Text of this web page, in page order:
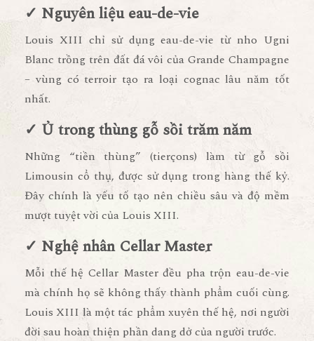
✓ Nguyên liệu eau-de-vie
Louis XIII chỉ sử dụng eau-de-vie từ nho Ugni
Blanc trồng trên đất đá vôi của Grande Champagne
– vùng có terroir tạo ra loại cognac lâu năm tốt
nhất.
✓ Ủ trong thùng gỗ sồi trăm năm
Những “tiền thùng” (tierçons) làm từ gỗ sồi
Limousin cổ thụ, được sử dụng trong hàng thế kỷ.
Đây chính là yếu tố tạo nên chiều sâu và độ mềm
mượt tuyệt vời của Louis XIII.
✓ Nghệ nhân Cellar Master
Mỗi thế hệ Cellar Master đều pha trộn eau-de-vie
mà chính họ sẽ không thấy thành phẩm cuối cùng.
Louis XIII là một tác phẩm xuyên thế hệ, nơi người
đời sau hoàn thiện phần dang dở của người trước.